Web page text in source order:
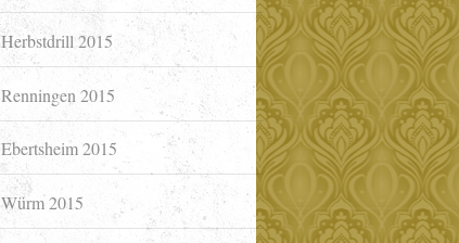
Herbstdrill 2015
Renningen 2015
Ebertsheim 2015
Würm 2015